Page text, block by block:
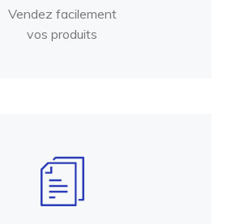
Vendez facilement
vos produits